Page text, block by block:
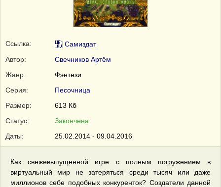
Ссылка:
Самиздат
Автор:
Свечников Артём
Жанр:
Фэнтези
Серия:
Песочница
Размер:
613 Кб
Статус:
Закончена
Даты:
25.02.2014 - 09.04.2016
Как свежевыпущенной игре с полным погружением в
виртуальный мир не затеряться среди тысяч или даже
миллионов себе подобных конкуренток? Создатели данной